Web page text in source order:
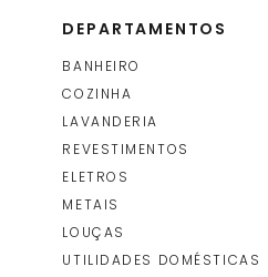
DEPARTAMENTOS
BANHEIRO
COZINHA
LAVANDERIA
REVESTIMENTOS
ELETROS
METAIS
LOUÇAS
UTILIDADES DOMÉSTICAS